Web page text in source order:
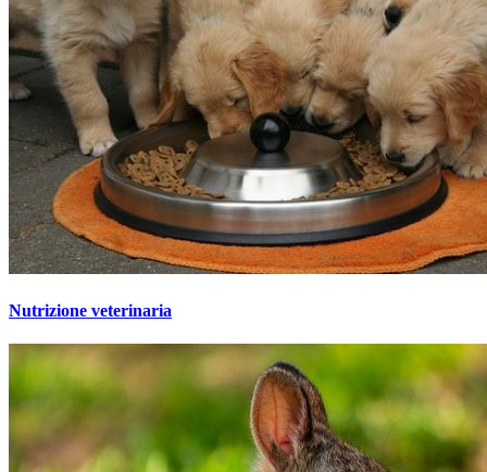
Nutrizione veterinaria